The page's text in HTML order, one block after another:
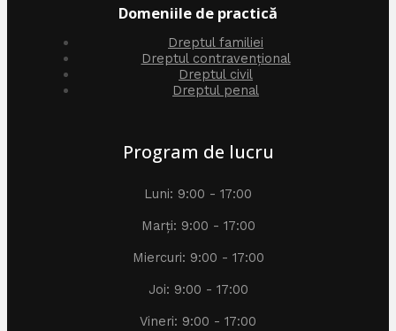
Domeniile de practică
Dreptul familiei
Dreptul contravențional
Dreptul civil
Dreptul penal
Program de lucru
Luni: 9:00 - 17:00
Marți: 9:00 - 17:00
Miercuri: 9:00 - 17:00
Joi: 9:00 - 17:00
Vineri: 9:00 - 17:00